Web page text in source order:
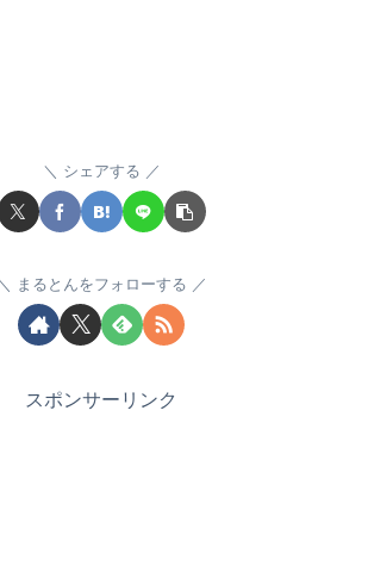
シェアする
まるとんをフォローする
スポンサーリンク